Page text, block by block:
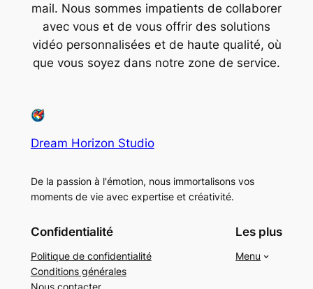
mail. Nous sommes impatients de collaborer
avec vous et de vous offrir des solutions
vidéo personnalisées et de haute qualité, où
que vous soyez dans notre zone de service.
Dream Horizon Studio
De la passion à l'émotion, nous immortalisons vos
moments de vie avec expertise et créativité.
Confidentialité
Politique de confidentialité
Conditions générales
Nous contacter
Les plus
Menu